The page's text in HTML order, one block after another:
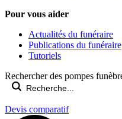
Pour vous aider
Actualités du funéraire
Publications du funéraire
Tutoriels
Rechercher des pompes
Devis comparatif